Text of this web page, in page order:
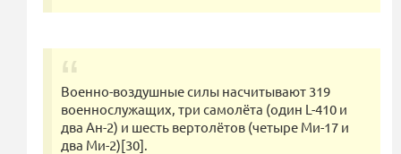
Военно-воздушные силы насчитывают 319
военнослужащих, три самолёта (один L-410 и
два Ан-2) и шесть вертолётов (четыре Ми-17 и
два Ми-2)[30].